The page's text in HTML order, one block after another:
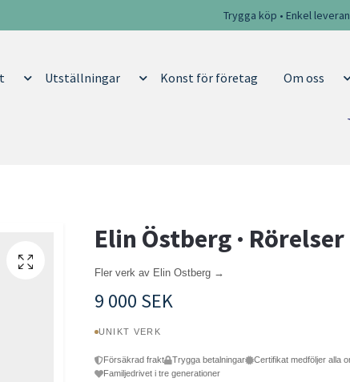
Trygga köp • Enkel
Utställningar Konst för företag Om oss
Elin Östberg · Rörelser
Fler verk av Elin Ostberg →
9 000 SEK
UNIKT VERK
Försäkrad frakt Trygga betalningar
Certifikat medföljer alla
Familjedrivet i tre generationer